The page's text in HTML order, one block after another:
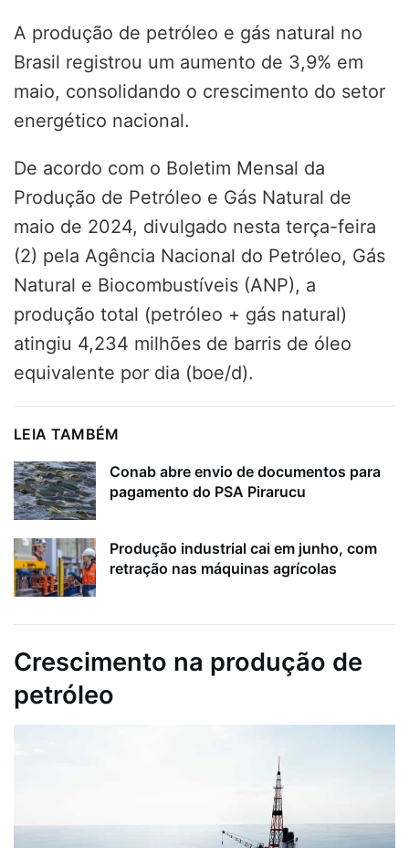
A produção de petróleo e gás natural no
Brasil registrou um aumento de 3,9% em
maio, consolidando o crescimento do setor
energético nacional.
De acordo com o Boletim Mensal da
Produção de Petróleo e Gás Natural de
maio de 2024, divulgado nesta terça-feira
(2) pela Agência Nacional do Petróleo, Gás
Natural e Biocombustíveis (ANP), a
produção total (petróleo + gás natural)
atingiu 4,234 milhões de barris de óleo
equivalente por dia (boe/d).
LEIA TAMBÉM
Conab abre envio de documentos para
pagamento do PSA Pirarucu
Produção industrial cai em junho, com
retração nas máquinas agrícolas
Crescimento na produção de
petróleo